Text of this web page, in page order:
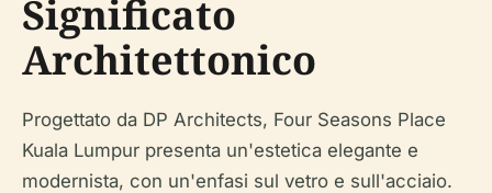
Significato
Architettonico
Progettato da DP Architects, Four Seasons Place
Kuala Lumpur presenta un'estetica elegante e
modernista, con un'enfasi sul vetro e sull'acciaio.